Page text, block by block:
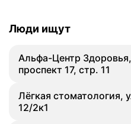
Люди ищут
Альфа-Центр
проспект 17, стр. 11
Лёгкая стоматология,
12/2к1